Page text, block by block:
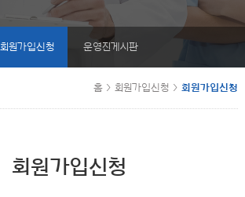
회원가입신청 운영진게시판
홈 > 회원가입신청 > 회원가입신청
회원가입신청